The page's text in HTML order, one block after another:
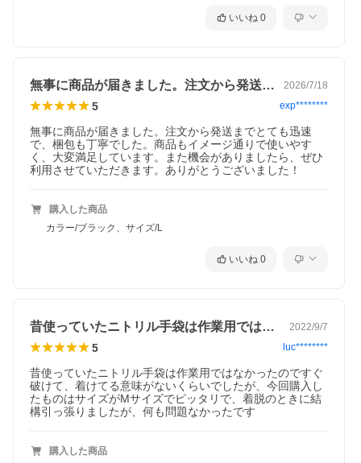
いいね 0
無事に商品が届きました。注文から発送ま… 2026/7/18
5 exp********
無事に商品が届きました。注文から発送までとても迅速
で、梱包も丁寧でした。商品もイメージ通りで使いやす
く、大変満足しています。また機会がありましたら、ぜひ
利用させていただきます。ありがとうございました！
購入した商品
カラー/ブラック、サイズ/L
いいね 0
昔使っていたニトリル手袋は作業用ではな… 2022/9/7
5 luc********
昔使っていたニトリル手袋は作業用ではなかったのですぐ
破けて、着けてる意味がないくらいでしたが、今回購入し
たものはサイズがMサイズでピッタリで、着脱のときに結
構引っ張りましたが、何も問題なかったです
購入した商品